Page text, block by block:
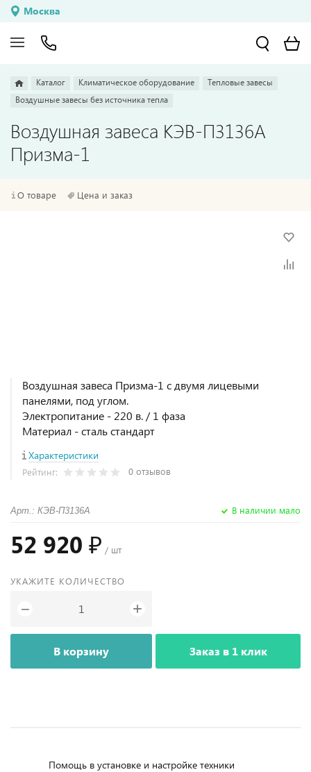
Москва
Каталог Климатическое оборудование
Тепловые завесы
Воздушные завесы без источника тепла
Воздушная завеса КЭВ-П3136А
Призма-1
О товаре Цена и заказ
Воздушная завеса Призма-1 с двумя лицевыми
панелями, под углом.
Электропитание - 220 в. / 1 фаза
Материал - сталь стандарт
Характеристики
Рейтинг: 0 отзывов
Арт.: КЭВ-П3136А В наличии мало
52 920 ₽ / шт
УКАЖИТЕ КОЛИЧЕСТВО
− +
В корзину Заказ в 1 клик
Помощь в установке и настройке техники